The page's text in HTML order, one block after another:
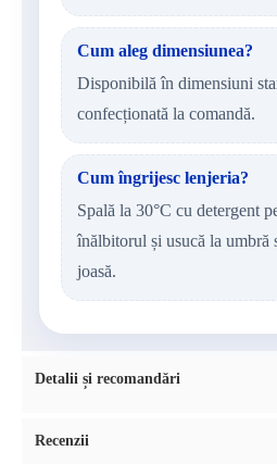
Cum aleg dimensiunea?
Disponibilă în dimensiuni
confecționată la comandă.
Cum îngrijesc lenjeria?
Spală la 30°C cu detergent
înălbitorul și usucă la umbră
joasă.
Detalii și recomandări
Recenzii